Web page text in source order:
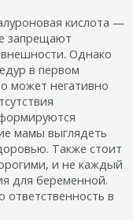
кислота —
запрещают
Однако
в первом
может негативно
мамы выглядеть
Также стоит
и не каждый
для беременной.
в